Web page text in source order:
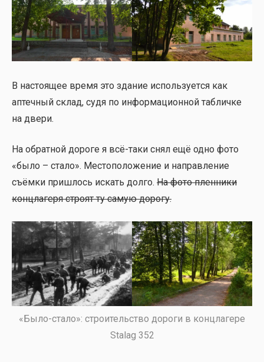
В насто­я­щее вре­мя это зда­ние исполь­зу­ет­ся как
аптеч­ный склад, судя по инфор­ма­ци­он­ной таб­лич­ке
на две­ри.
На обрат­ной доро­ге я всё-таки снял ещё одно фото
«было – ста­ло». Место­по­ло­же­ние и направ­ле­ние
съём­ки при­шлось искать дол­го. На фото плен­ни­ки
конц­ла­ге­ря стро­ят ту самую доро­гу.
«Было-ста­ло»: стро­и­тель­ство доро­ги в конц­ла­ге­ре
Stalag 352